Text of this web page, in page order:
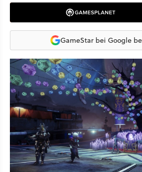
GameStar bei Google